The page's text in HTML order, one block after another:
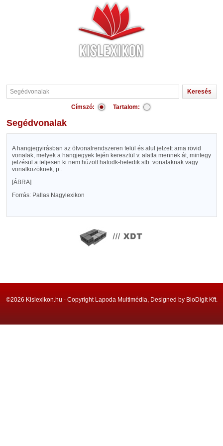
Címszó: Tartalom:
Segédvonalak
A hangjegyirásban az ötvonalrendszeren felül és alul jelzett ama rövid
vonalak, melyek a hangjegyek fején keresztül v. alatta mennek át, mintegy
jelzésül a teljesen ki nem húzott hatodk-hetedik stb. vonalaknak vagy
vonalközöknek, p.:
[ÁBRA]
Forrás: Pallas Nagylexikon
©2026 Kislexikon.hu - Copyright Lapoda Multimédia, Designed by BioDigit Kft.